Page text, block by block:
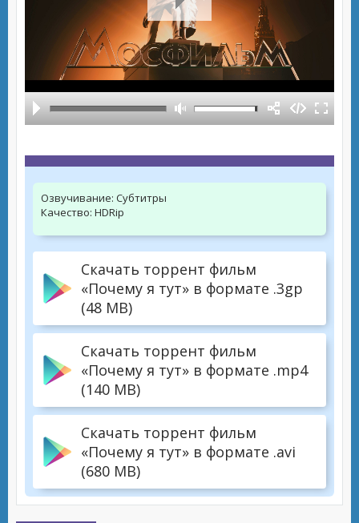
Озвучивание: Субтитры
Качество: HDRip
Скачать торрент фильм
«Почему я тут» в формате .3gp
(48 MB)
Скачать торрент фильм
«Почему я тут» в формате .mp4
(140 MB)
Скачать торрент фильм
«Почему я тут» в формате .avi
(680 MB)